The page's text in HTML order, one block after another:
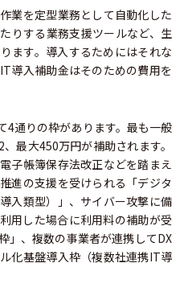
業を定型業務として自動化した
りする業務支援ツールなど、生
ます。導入するためにはそれな
導入補助金はそのための費用を
通りの枠があります。最も一般
最大450万円が補助されます。
子帳簿保存法改正などを踏まえ
進の支援を受けられる「デジタ
入類型）」、サイバー攻撃に備
用した場合に利用料の補助が受
」、複数の事業者が連携してDX
化基盤導入枠（複数社連携IT導